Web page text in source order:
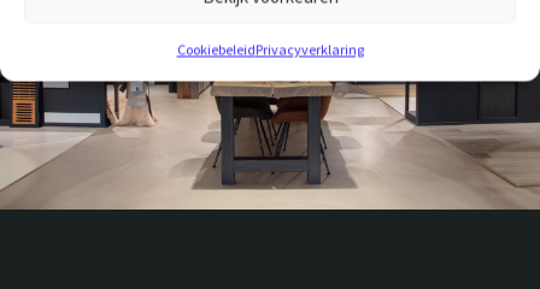
CookiebeleidPrivacyverklaring